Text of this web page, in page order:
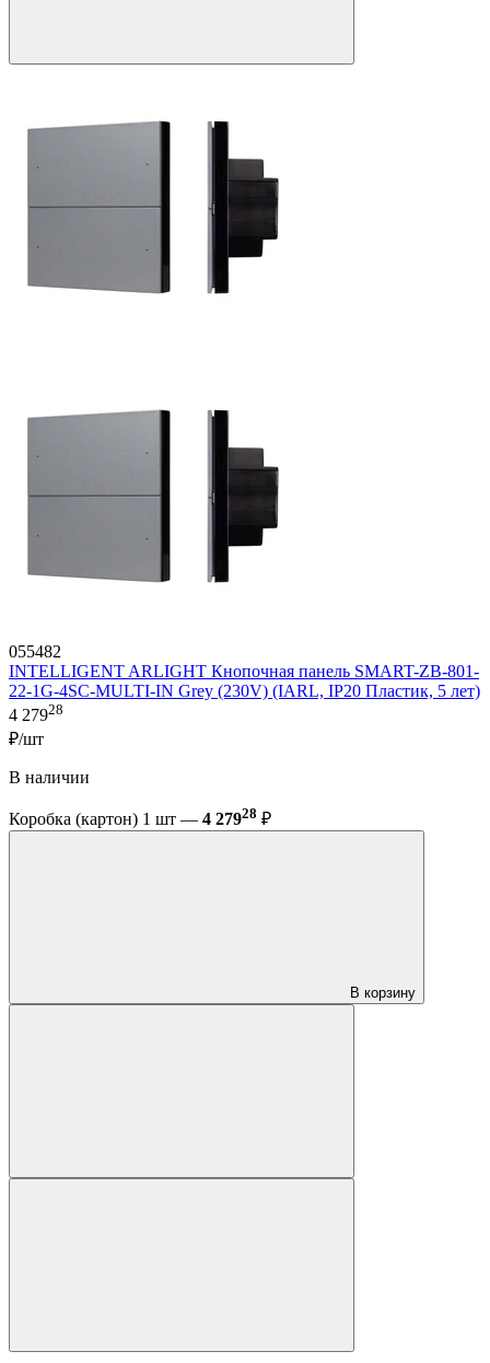
055482
INTELLIGENT ARLIGHT Кнопочная панель SMART-ZB-801-
22-1G-4SC-MULTI-IN Grey (230V) (IARL, IP20 Пластик, 5 лет)
4 27928
₽/шт
В наличии
Коробка (картон) 1 шт — 4 27928 ₽
В корзину